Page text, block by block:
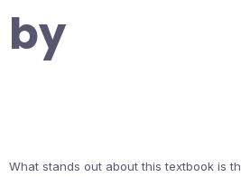
by
What stands out about this textbook is